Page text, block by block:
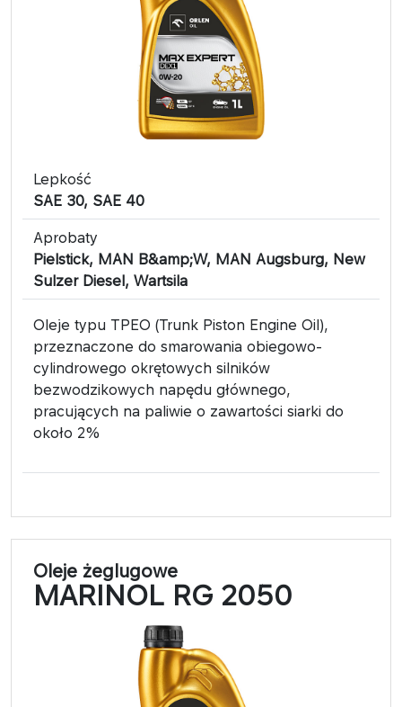
Lepkość
SAE 30, SAE 40
Aprobaty
Pielstick, MAN B&amp;W, MAN Augsburg, New
Sulzer Diesel, Wartsila
Oleje typu TPEO (Trunk Piston Engine Oil),
przeznaczone do smarowania obiegowo-
cylindrowego okrętowych silników
bezwodzikowych napędu głównego,
pracujących na paliwie o zawartości siarki do
około 2%
Oleje żeglugowe
MARINOL RG 2050